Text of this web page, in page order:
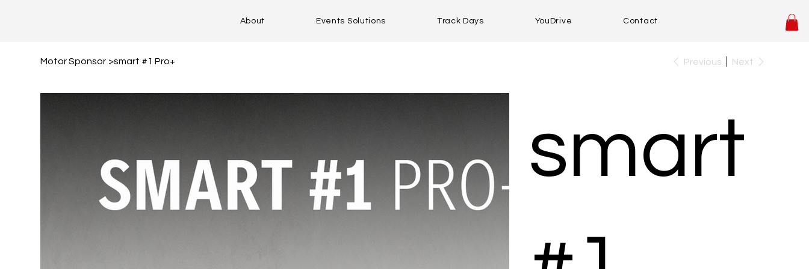
About Events Solutions Track Days YouDrive Contact
Motor Sponsor >smart #1 Pro+ Previous Next
smart